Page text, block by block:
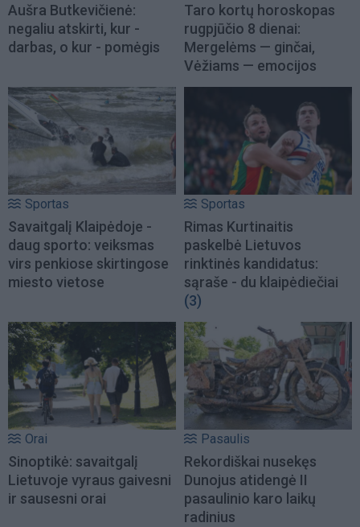
Aušra Butkevičienė:
negaliu atskirti, kur -
darbas, o kur - pomėgis
Taro kortų horoskopas
rugpjūčio 8 dienai:
Mergelėms — ginčai,
Vėžiams — emocijos
Sportas
Savaitgalį Klaipėdoje -
daug sporto: veiksmas
virs penkiose skirtingose
miesto vietose
Sportas
Rimas Kurtinaitis
paskelbė Lietuvos
rinktinės kandidatus:
sąraše - du klaipėdiečiai
(3)
Orai
Sinoptikė: savaitgalį
Lietuvoje vyraus gaivesni
ir sausesni orai
Pasaulis
Rekordiškai nusekęs
Dunojus atidengė II
pasaulinio karo laikų
radinius